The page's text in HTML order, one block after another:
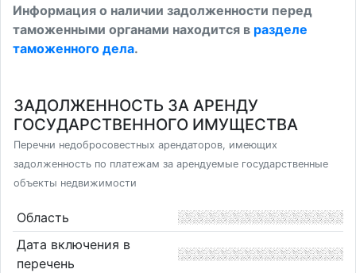
Информация о наличии задолженности перед
таможенными органами находится в разделе
таможенного дела.
ЗАДОЛЖЕННОСТЬ ЗА АРЕНДУ
ГОСУДАРСТВЕННОГО ИМУЩЕСТВА
Перечни недобросовестных арендаторов, имеющих
задолженность по платежам за арендуемые государственные
объекты недвижимости
Область
Дата включения в
перечень